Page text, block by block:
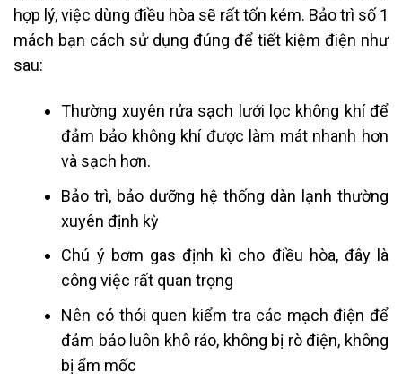
hợp lý, việc dùng điều hòa sẽ rất tốn kém. Bảo trì số 1
mách bạn cách sử dụng đúng để tiết kiệm điện như
sau:
Thường xuyên rửa sạch lưới lọc không khí để
đảm bảo không khí được làm mát nhanh hơn
và sạch hơn.
Bảo trì, bảo dưỡng hệ thống dàn lạnh thường
xuyên định kỳ
Chú ý bơm gas định kì cho điều hòa, đây là
công việc rất quan trọng
Nên có thói quen kiểm tra các mạch điện để
đảm bảo luôn khô ráo, không bị rò điện, không
bị ẩm mốc